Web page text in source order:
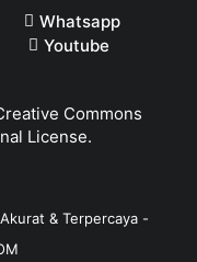
Whatsapp
Youtube
Commons
License.
& Terpercaya -